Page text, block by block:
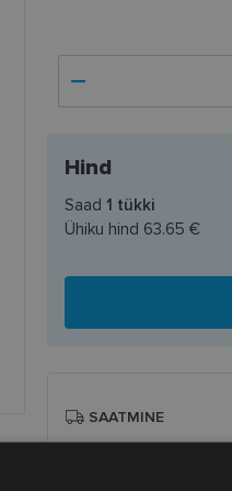
Hind
Saad 1 tükki
Ühiku hind 63.65 €
SAATMINE